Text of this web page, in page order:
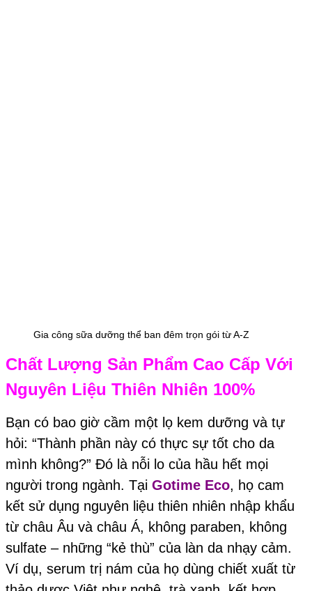
Gia công sữa dưỡng thể ban đêm trọn gói từ A-Z
Chất Lượng Sản Phẩm Cao Cấp Với
Nguyên Liệu Thiên Nhiên 100%
Bạn có bao giờ cầm một lọ kem dưỡng và tự
hỏi: “Thành phần này có thực sự tốt cho da
mình không?” Đó là nỗi lo của hầu hết mọi
người trong ngành. Tại Gotime Eco, họ cam
kết sử dụng nguyên liệu thiên nhiên nhập khẩu
từ châu Âu và châu Á, không paraben, không
sulfate – những “kẻ thù” của làn da nhạy cảm.
Ví dụ, serum trị nám của họ dùng chiết xuất từ